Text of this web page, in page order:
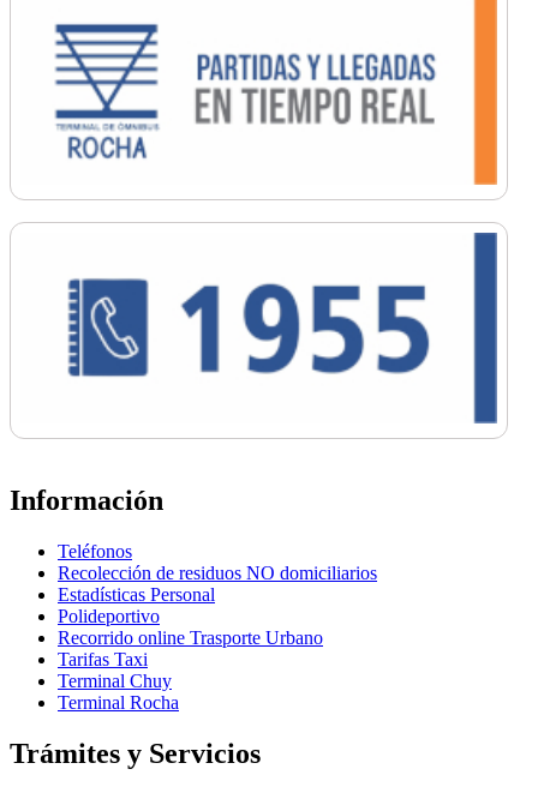
Información
Teléfonos
Recolección de residuos NO domiciliarios
Estadísticas Personal
Polideportivo
Recorrido online Trasporte Urbano
Tarifas Taxi
Terminal Chuy
Terminal Rocha
Trámites y Servicios